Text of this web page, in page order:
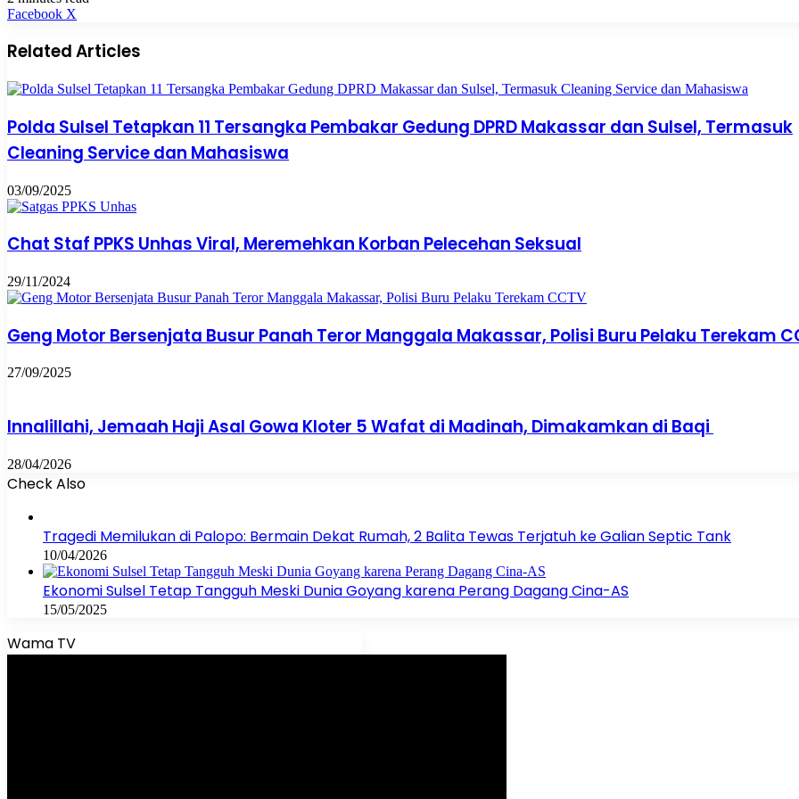
Facebook X
Email
Related Articles
Polda Sulsel Tetapkan 11 Tersangka Pembakar Gedung DPRD Makassar dan Sulsel, Termasuk
Cleaning Service dan Mahasiswa
03/09/2025
Chat Staf PPKS Unhas Viral, Meremehkan Korban Pelecehan Seksual
29/11/2024
Geng Motor Bersenjata Busur Panah Teror Manggala Makassar, Polisi Buru Pelaku Terekam
27/09/2025
Innalillahi, Jemaah Haji Asal Gowa Kloter 5 Wafat di Madinah, Dimakamkan di Baqi
28/04/2026
Check Also
Tragedi Memilukan di Palopo: Bermain Dekat Rumah, 2 Balita Tewas Terjatuh ke Galian Septic Tank
10/04/2026
Ekonomi Sulsel Tetap Tangguh Meski Dunia Goyang karena Perang Dagang Cina-AS
15/05/2025
Wama TV